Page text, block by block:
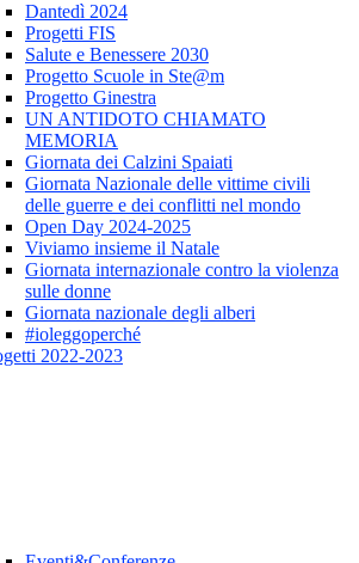
Dantedì 2024
Progetti FIS
Salute e Benessere 2030
Progetto Scuole in Ste@m
Progetto Ginestra
UN ANTIDOTO CHIAMATO
MEMORIA
Giornata dei Calzini Spaiati
Giornata Nazionale delle vittime civili
delle guerre e dei conflitti nel mondo
Open Day 2024-2025
Viviamo insieme il Natale
Giornata internazionale contro la violenza
sulle donne
Giornata nazionale degli alberi
#ioleggoperché
2022-2023